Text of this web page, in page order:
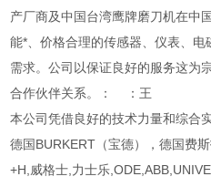
产厂商及中国台湾鹰牌磨刀机在中
能*、价格合理的传感器、仪表、
需求。公司以保证良好的服务这为
合作伙伴关系。： ：王
本公司凭借良好的技术力量和综合
德国BURKERT（宝德），德国费
+H,威格士,力士乐